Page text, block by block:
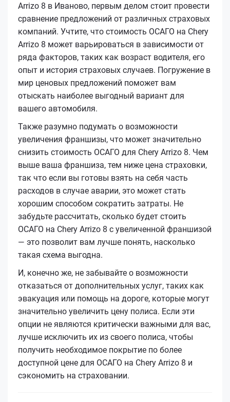
Arrizo 8 в Иваново, первым делом стоит провести
сравнение предложений от различных страховых
компаний. Учтите, что стоимость ОСАГО на Chery
Arrizo 8 может варьироваться в зависимости от
ряда факторов, таких как возраст водителя, его
опыт и история страховых случаев. Погружение в
мир ценовых предложений поможет вам
отыскать наиболее выгодный вариант для
вашего автомобиля.
Также разумно подумать о возможности
увеличения франшизы, что может значительно
снизить стоимость ОСАГО для Chery Arrizo 8. Чем
выше ваша франшиза, тем ниже цена страховки,
так что если вы готовы взять на себя часть
расходов в случае аварии, это может стать
хорошим способом сократить затраты. Не
забудьте рассчитать, сколько будет стоить
ОСАГО на Chery Arrizo 8 с увеличенной франшизой
— это позволит вам лучше понять, насколько
такая схема выгодна.
И, конечно же, не забывайте о возможности
отказаться от дополнительных услуг, таких как
эвакуация или помощь на дороге, которые могут
значительно увеличить цену полиса. Если эти
опции не являются критически важными для вас,
лучше исключить их из своего полиса, чтобы
получить необходимое покрытие по более
доступной цене для ОСАГО на Chery Arrizo 8 и
сэкономить на страховании.